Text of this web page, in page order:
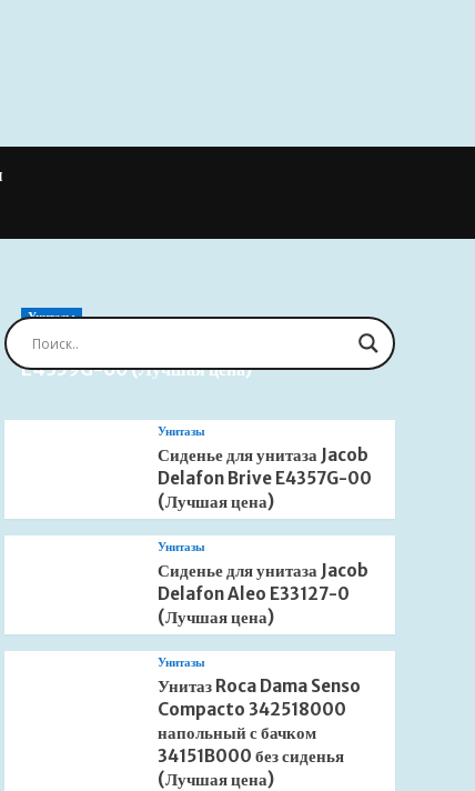
Унитазы
Сиденье для унитаза Jacob Delafon Brive
E4359G-00 (Лучшая цена)
Унитазы
Сиденье для унитаза Jacob
Delafon Brive E4357G-00
(Лучшая цена)
Унитазы
Сиденье для унитаза Jacob
Delafon Aleo E33127-0
(Лучшая цена)
Унитазы
Унитаз Roca Dama Senso
Compacto 342518000
напольный с бачком
34151B000 без сиденья
(Лучшая цена)